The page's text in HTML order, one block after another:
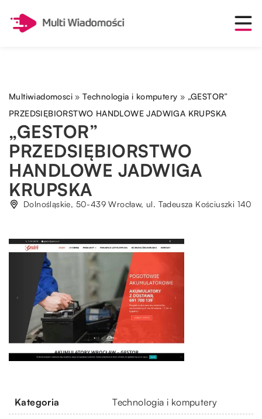
Multiwiadomosci »Technologia i komputery » „GESTOR”
PRZEDSIĘBIORSTWO HANDLOWE JADWIGA KRUPSKA
„GESTOR”
PRZEDSIĘBIORSTWO
HANDLOWE JADWIGA
KRUPSKA
Dolnośląskie, 50-439 Wrocław, ul. Tadeusza Kościuszki 140
Kategoria Technologia i komputery